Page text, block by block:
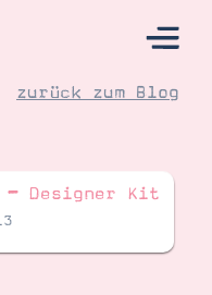
zurück zum Blog
– Designer Kit